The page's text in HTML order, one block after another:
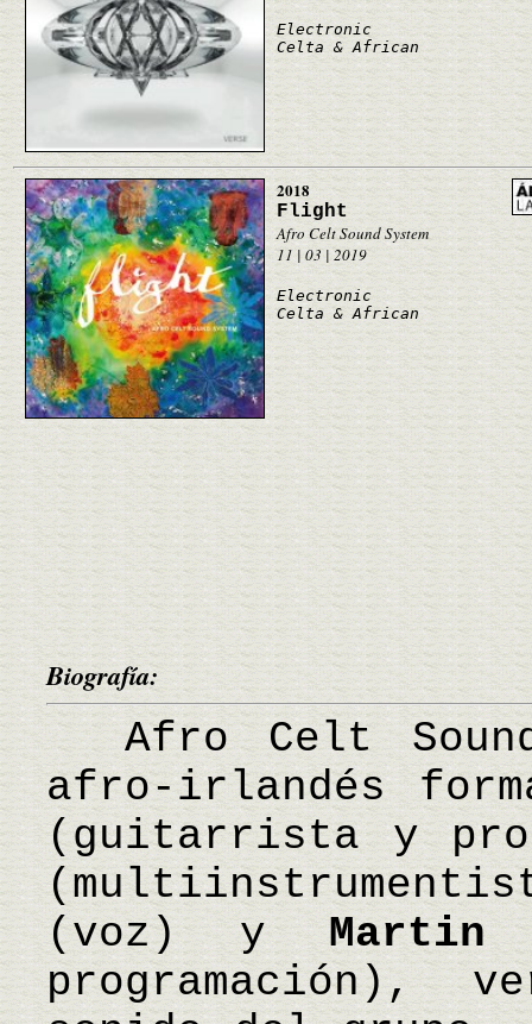
Electronic
Celta & African
2018
Flight
Afro Celt Sound System
11 | 03 | 2019
Electronic
Celta & African
Biografía:
Afro Celt Sound
afro-irlandés
(guitarrista y
(voz) yMartin
programación),